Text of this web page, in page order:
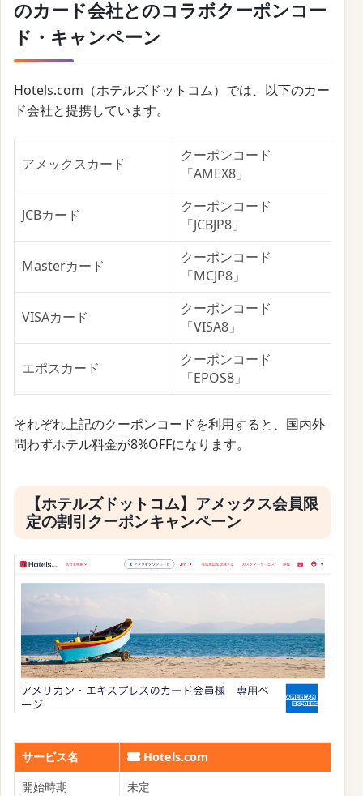
のカード会社とのコラボクーポンコー
ド・キャンペーン
Hotels.com（ホテルズドットコム）では、以下のカー
ド会社と提携しています。
アメックスカード
クーポンコード
「AMEX8」
JCBカード
クーポンコード
「JCBJP8」
Masterカード
クーポンコード
「MCJP8」
VISAカード
クーポンコード
「VISA8」
エポスカード
クーポンコード
「EPOS8」
それぞれ上記のクーポンコードを利用すると、国内外
問わずホテル料金が8%OFFになります。
【ホテルズドットコム】アメックス会員限
定の割引クーポンキャンペーン
サービス名
Hotels.com
開始時期
未定